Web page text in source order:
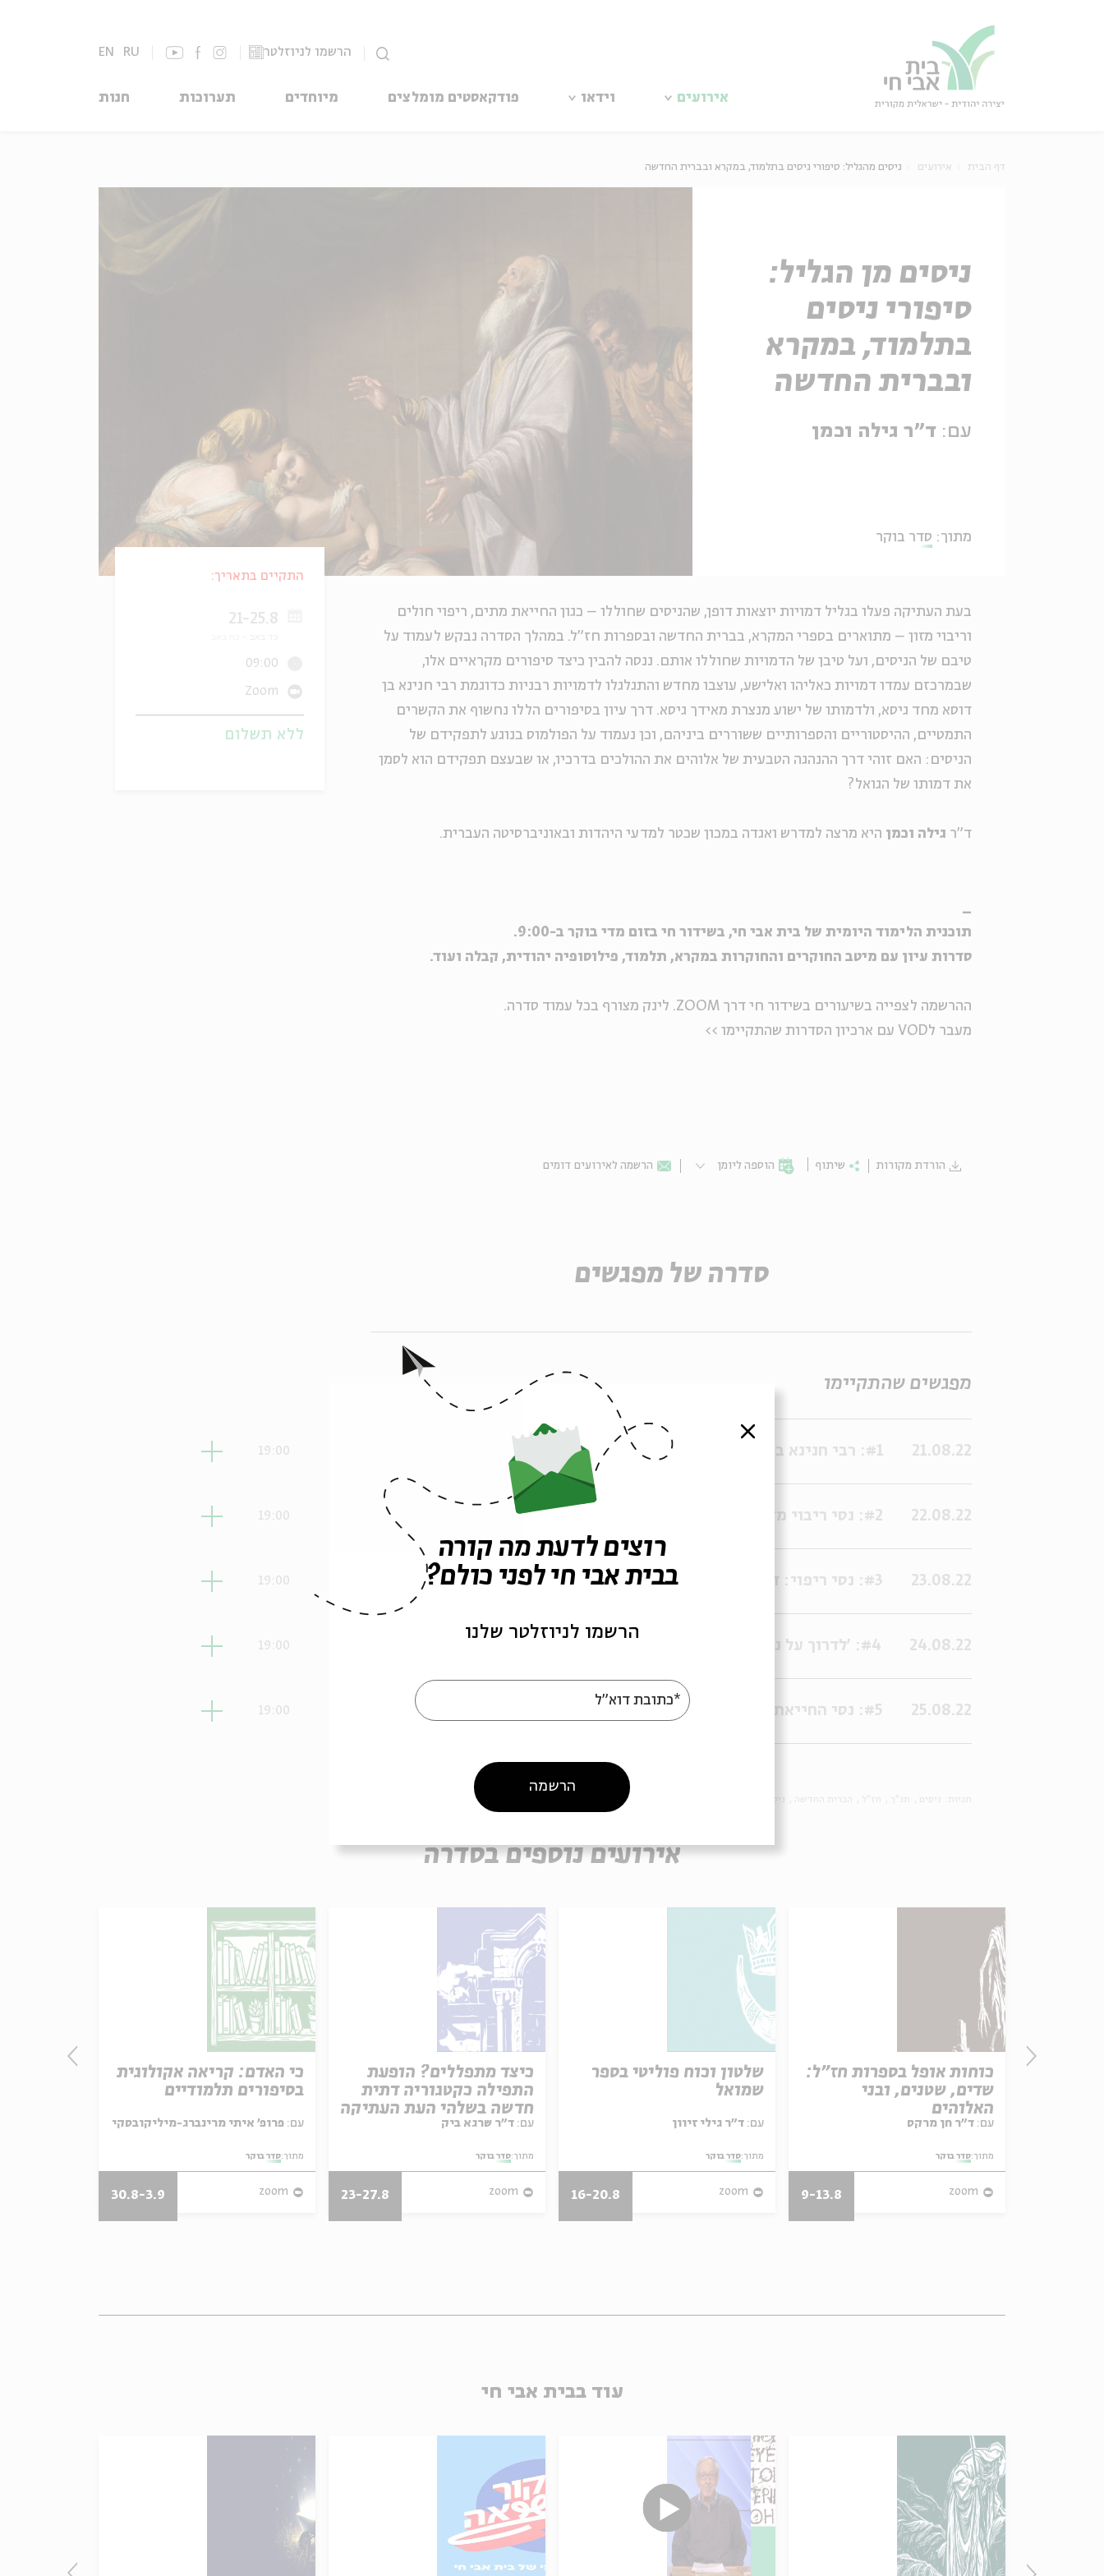
הרשמו לניוזלטר EN RU
אירועים וידאו פודקאסטים מומלצים מיוחדים תערוכות חנות
דף הבית אירועים ניסים מהגליל: סיפורי ניסים בתלמוד, במקרא ובברית החדשה
ניסים מן הגליל:
סיפורי ניסים
בתלמוד, במקרא
ובברית החדשה
עם: ד״ר גילה וכמן
מתוך: סדר בוקר
בעת העתיקה פעלו בגליל דמויות יוצאות דופן, שהניסים שחוללו – כגון החייאת מתים, ריפוי חולים
וריבוי מזון – מתוארים בספרי המקרא, בברית החדשה ובספרות חז"ל. במהלך הסדרה נבקש לעמוד על
טיבם של הניסים, ועל טיבן של הדמויות שחוללו אותם. ננסה להבין כיצד סיפורים מקראיים אלו,
שבמרכזם עמדו דמויות כאליהו ואלישע, עוצבו מחדש והתגלגלו לדמויות רבניות כדוגמת רבי חנינא בן
דוסא מחד גיסא, ולדמותו של ישוע מנצרת מאידך גיסא. דרך עיון בסיפורים הללו נחשוף את הקשרים
התמטיים, ההיסטוריים והספרותיים ששוררים ביניהם, וכן נעמוד על הפולמוס בנוגע לתפקידם של
הניסים: האם זוהי דרך ההנהגה הטבעית של אלוהים את ההולכים בדרכיו, או שבעצם תפקידם הוא לסמן
את דמותו של הגואל?
ד"ר גילה וכמן היא מרצה למדרש ואגדה במכון שכטר למדעי היהדות ובאוניברסיטה העברית.
_
תוכנית הלימוד היומית של בית אבי חי, בשידור חי בזום מדי בוקר ב-9:00.
סדרות עיון עם מיטב החוקרים והחוקרות במקרא, תלמוד, פילוסופיה יהודית, קבלה ועוד.
ההרשמה לצפייה בשיעורים בשידור חי דרך ZOOM. לינק מצורף בכל עמוד סדרה.
מעבר לVOD עם ארכיון הסדרות שהתקיימו >>
הורדת מקורות שיתוף הוספה ליומן הרשמה לאירועים דומים
סדרה של מפגשים
מפגשים שהתקיימו
21.08.22 #1: רבי חנינא בעל הנס 19:00
22.08.22 #2: נסי ריבוי מזון: השראה או חיקוי? 19:00
23.08.22 #3: נסי ריפוי: דע לפני מי אתה עומד 19:00
24.08.22 #4: 'לדרוך על נחשים' - גירוש שדים ומזיקים 19:00
25.08.22 #5: נסי החייאת מתים: מי מחזיק במפתחות? 19:00
התקיים בתאריך:
21-25.8
09:00
Zoom
ללא תשלום
אירועים נוספים בסדרה
כוחות אופל בספרות חז"ל:
שדים, שטנים, ובני
האלוהים
עם:
מתוך:סדר בוקר
zoom
9-13.8
שלטון וכוח פוליטי בספר
שמואל
עם:
מתוך:סדר בוקר
zoom
16-20.8
כיצד מתפללים? הופעת
התפילה כקטגוריה דתית
חדשה בשלהי העת העתיקה
עם:
מתוך:סדר בוקר
zoom
23-27.8
כי האדם: קריאה אקולוגית
בסיפורים תלמודיים
עם:
מתוך:סדר בוקר
zoom
30.8-3.9
עוד בבית אבי חי
סגור
רוצים לדעת מה קורה
בבית אבי חי לפני כולם?
הרשמו לניוזלטר שלנו
*כתובת דוא"ל
הרשמה